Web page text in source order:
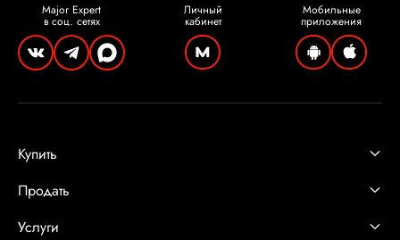
Major Expert
в соц. сетях
Личный
кабинет
Мобильные
приложения
Купить
Продать
Услуги